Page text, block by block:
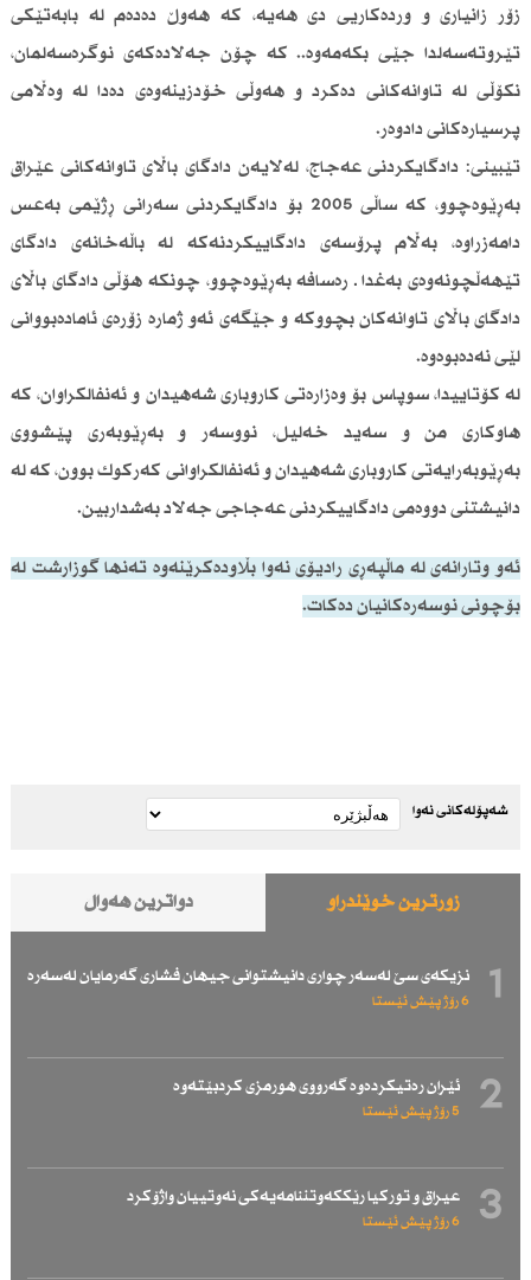
زۆر زانیاری و وردەکاریی دی هەیە، کە هەوڵ دەدەم لە بابەتێکی
تێروتەسەلدا جێی بکەمەوە.. کە چۆن جەلادەکەی نوگرەسەلمان،
نکۆڵی لە تاوانەکانی دەکرد و هەوڵی خۆدزینەوەی دەدا لە وەڵامی
پرسیارەکانی دادوەر.
تێبینی: دادگایکردنی عەجاج، لەلایەن دادگای باڵای تاوانەکانی عێراق
بەڕێوەچوو، کە ساڵی 2005 بۆ دادگایکردنی سەرانی ڕژێمی بەعس
دامەزراوە، بەڵام پرۆسەی دادگاییکردنەکە لە باڵەخانەی دادگای
تێهەڵچونەوەی بەغدا ـ رەسافە بەڕێوەچوو، چونکە هۆڵی دادگای باڵای
دادگای باڵای تاوانەکان بچووکە و جێگەی ئەو ژمارە زۆرەی ئامادەبووانی
لێی نەدەبوەوە.
لە کۆتاییدا، سوپاس بۆ وەزارەتی کاروباری شەهیدان و ئەنفالکراوان، کە
هاوکاری من و سەید خەلیل، نووسەر و بەڕێوبەری پێشووی
بەڕێوبەرایەتی کاروباری شەهیدان و ئەنفالکراوانی کەرکوك بوون، کە لە
دانیشتنی دووەمی دادگاییکردنی عەجاجی جەلاد بەشداربین.
ئەو وتارانەی لە ماڵپەڕی رادیۆی نەوا بڵاودەكرێنەوە تەنها گوزارشت لە
بۆچونی نوسەرەكانیان دەكات.
شەپۆلەکانی نەوا
زۆرترین خوێندراو دواترین هەواڵ
1 نزیكەی سێ لەسەر چواری دانیشتوانی جیهان فشاری گەرمایان لەسەرە
6 رۆژ پێش ئێستا
2 ئێران رەتیكردەوە گەرووی هورمزی كردبێتەوە
5 رۆژ پێش ئێستا
3 عیراق و توركیا رێككەوتننامەیەكی نەوتییان واژۆكرد
6 رۆژ پێش ئێستا